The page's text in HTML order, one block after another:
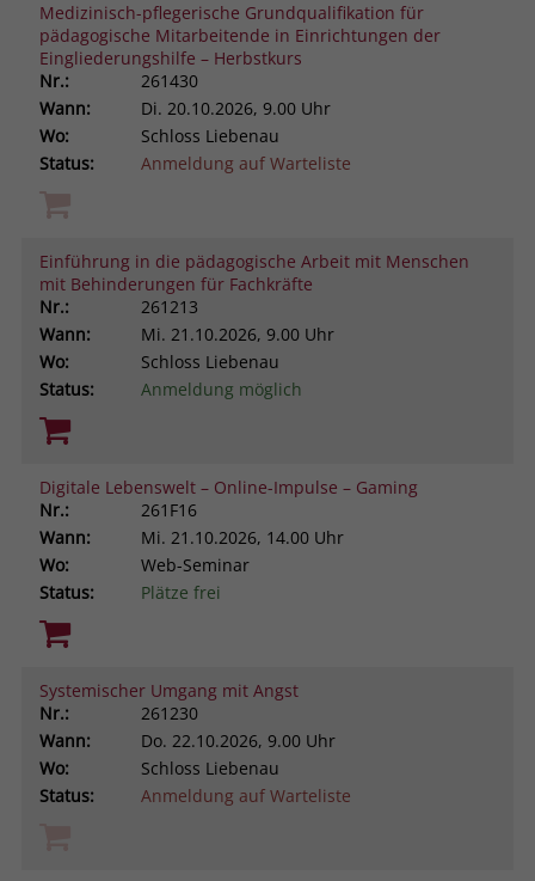
Medizinisch-pflegerische Grundqualifikation für
pädagogische Mitarbeitende in Einrichtungen der
Eingliederungshilfe – Herbstkurs
Nr.:
261430
Wann:
Di. 20.10.2026, 9.00 Uhr
Wo:
Schloss Liebenau
Status:
Anmeldung auf Warteliste
Einführung in die pädagogische Arbeit mit Menschen
mit Behinderungen für Fachkräfte
Nr.:
261213
Wann:
Mi. 21.10.2026, 9.00 Uhr
Wo:
Schloss Liebenau
Status:
Anmeldung möglich
Digitale Lebenswelt – Online-Impulse – Gaming
Nr.:
261F16
Wann:
Mi. 21.10.2026, 14.00 Uhr
Wo:
Web-Seminar
Status:
Plätze frei
Systemischer Umgang mit Angst
Nr.:
261230
Wann:
Do. 22.10.2026, 9.00 Uhr
Wo:
Schloss Liebenau
Status:
Anmeldung auf Warteliste